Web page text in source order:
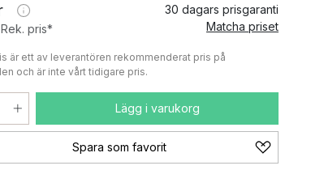
Rek. pris*
30 dagars prisgaranti
Matcha priset
är ett av leverantören rekommenderat pris på
och är inte vårt tidigare pris.
Lägg i varukorg
Spara som favorit